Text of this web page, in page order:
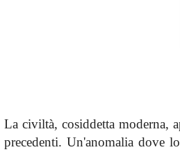
La civiltà, cosiddetta moderna,
precedenti. Un'anomalia dove